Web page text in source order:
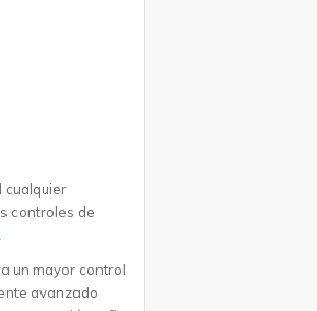
cualquier
controles de
un mayor control
avanzado